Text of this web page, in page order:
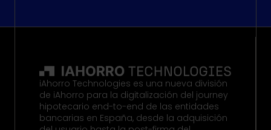
iAhorro Technologies es una nueva división
de iAhorro para la digitalización del journey
hipotecario end-to-end de las entidades
bancarias en España, desde la adquisición